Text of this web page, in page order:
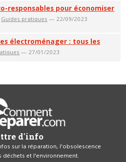
responsables pour économiser
Guides pratiques — 22/09/2023
électroménager : tous les
— 27/01/2023
d'info
sur la réparation, l'obsolescence
déchets et l'environnement.